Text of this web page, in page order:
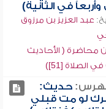
وأربعاً في الثانية)
عبد العزيز بن مرزوق
محاضرة ( الأحاديث
الصلاة [51])
حديث:
لو مت قبلي